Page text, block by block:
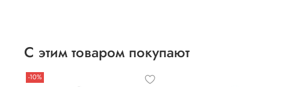
С этим товаром покупают
-10%